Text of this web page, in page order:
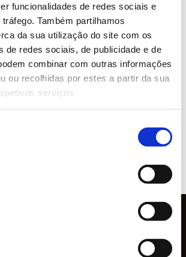
funcionalidades de redes sociais e
Também partilhamos
da sua utilização do site com os
de redes sociais, de publicidade e de
combinar com outras informações
ou recolhidas por estes a partir da sua
serviços.
MAIS INFORMAÇÕES SOBRE